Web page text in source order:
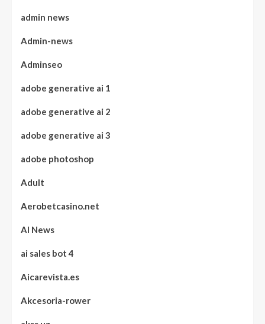
admin news
Admin-news
Adminseo
adobe generative ai 1
adobe generative ai 2
adobe generative ai 3
adobe photoshop
Adult
Aerobetcasino.net
AI News
ai sales bot 4
Aicarevista.es
Akcesoria-rower